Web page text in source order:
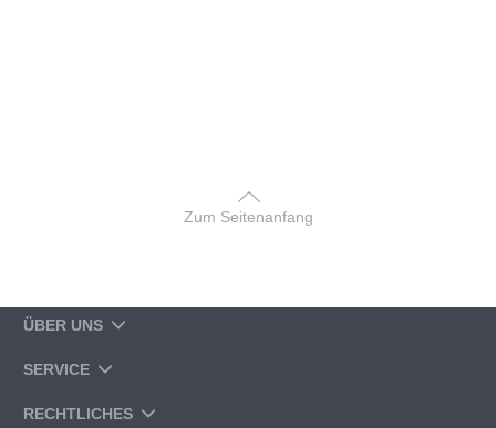
Zum Seitenanfang
ÜBER UNS
SERVICE
RECHTLICHES